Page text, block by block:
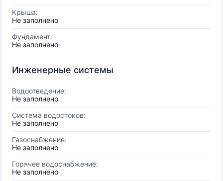
Крыша:
Не заполнено
Фундамент:
Не заполнено
Инженерные системы
Водоотведение:
Не заполнено
Система водостоков:
Не заполнено
Газоснабжение:
Не заполнено
Горячее водоснабжение:
Не заполнено